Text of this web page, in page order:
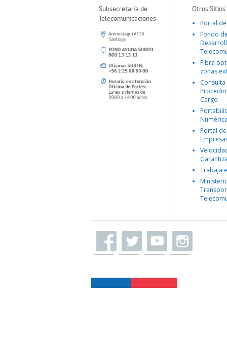
Subsecretaría de
Telecomunicaciones
Otros
Portal
Fondo
Fibra
zonas
Consulta
Cargo
Portal
Trabaja